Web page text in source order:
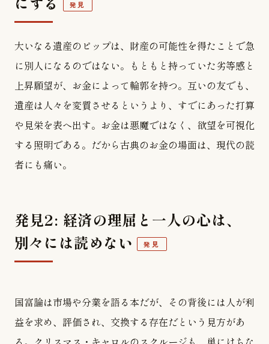
発見
大いなる遺産のピップは、財産の可能性を得たことで急
に別人になるのではない。もともと持っていた劣等感と
上昇願望が、お金によって輪郭を持つ。互いの友でも、
遺産は人々を変質させるというより、すでにあった打算
や見栄を表へ出す。お金は悪魔ではなく、欲望を可視化
する照明である。だから古典のお金の場面は、現代の読
者にも痛い。
発見2: 経済の理屈と一人の心は、
別々には読めない
発見
国富論は市場や分業を語る本だが、その背後には人が利
益を求め、評価され、交換する存在だという見方があ